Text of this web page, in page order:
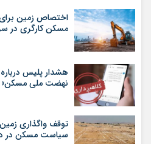
مسکن کارگری در
هشدار پلیس
نهضت ملی مسکن»
سیاست مسکن در